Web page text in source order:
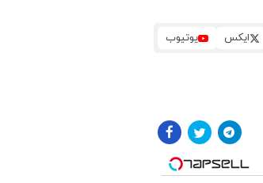
ایکس یوتیوب